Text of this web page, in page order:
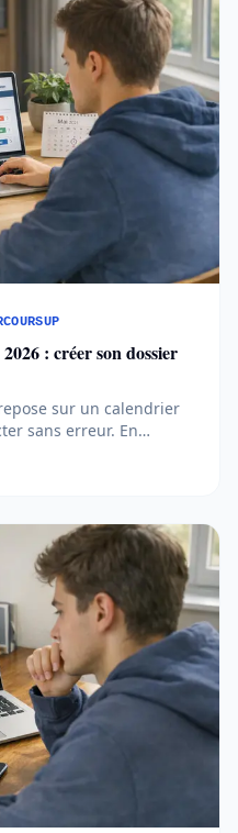
: créer son dossier
sur un calendrier
sans erreur. En
créer votre dossier,
et évitez les oublis